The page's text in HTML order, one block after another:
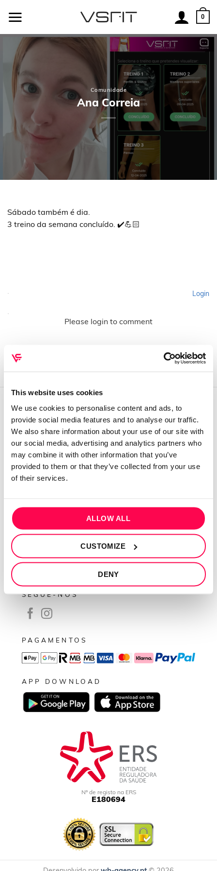
This website uses cookies
We use cookies to personalise content and ads, to
provide social media features and to analyse our traffic.
We also share information about your use of our site with
our social media, advertising and analytics partners who
may combine it with other information that you’ve
provided to them or that they’ve collected from your use
of their services.
ALLOW ALL
CUSTOMIZE
DENY
0
Comunidade
Ana Correia
Sábado também é dia.
3 treino da semana concluído. ✔️💪🏻
Login
Please login to comment
QUEM SOMOS
Sobre mim
Conta cliente
Recuperar Password
Política de privacidade
SEGUE-NOS
PAGAMENTOS
APP DOWNLOAD
Nº de registo na ERS
E180694